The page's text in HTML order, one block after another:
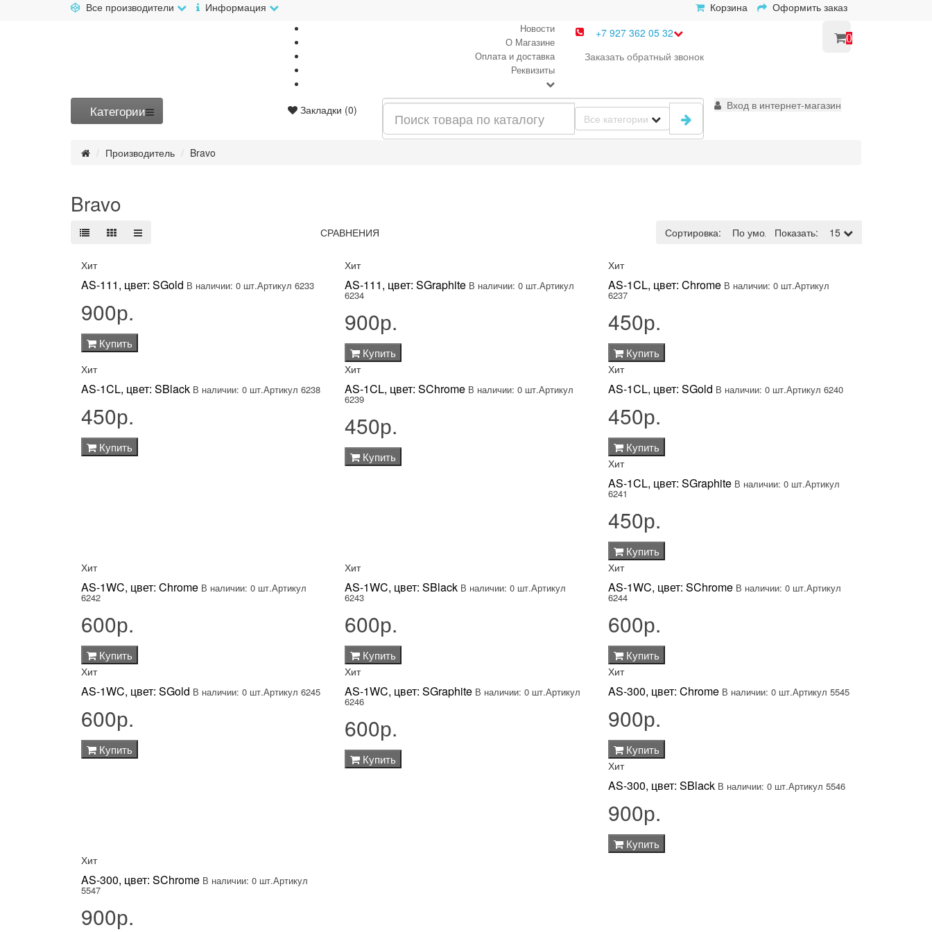
Корзина Оформить заказ
Все производители Информация
Новости
О Магазине
Оплата и доставка
Реквизиты
+7 927 362 05 32
Заказать обратный звонок
0
Категории Закладки (0)
Все категории
Вход в интернет-магазин
Производитель Bravo
Bravo
СРАВНЕНИЯ Показать: 15
Сортировка: По умолчанию
Хит
AS-111, цвет: SGold В наличии: 0 шт.Артикул 6233
900р.
Купить
Хит
AS-111, цвет: SGraphite В наличии: 0 шт.Артикул
6234
900р.
Купить
Хит
AS-1CL, цвет: Chrome В наличии: 0 шт.Артикул
6237
450р.
Купить
Хит
AS-1CL, цвет: SBlack В наличии: 0 шт.Артикул 6238
450р.
Купить
Хит
AS-1CL, цвет: SChrome В наличии: 0 шт.Артикул
6239
450р.
Купить
Хит
AS-1CL, цвет: SGold В наличии: 0 шт.Артикул 6240
450р.
Купить
Хит
AS-1CL, цвет: SGraphite В наличии: 0 шт.Артикул
6241
450р.
Купить
Хит
AS-1WC, цвет: Chrome В наличии: 0 шт.Артикул
6242
600р.
Купить
Хит
AS-1WC, цвет: SBlack В наличии: 0 шт.Артикул
6243
600р.
Купить
Хит
AS-1WC, цвет: SChrome В наличии: 0 шт.Артикул
6244
600р.
Купить
Хит
AS-1WC, цвет: SGold В наличии: 0 шт.Артикул 6245
600р.
Купить
Хит
AS-1WC, цвет: SGraphite В наличии: 0 шт.Артикул
6246
600р.
Купить
Хит
AS-300, цвет: Chrome В наличии: 0 шт.Артикул 5545
900р.
Купить
Хит
AS-300, цвет: SBlack В наличии: 0 шт.Артикул 5546
900р.
Купить
Хит
AS-300, цвет: SChrome В наличии: 0 шт.Артикул
5547
900р.